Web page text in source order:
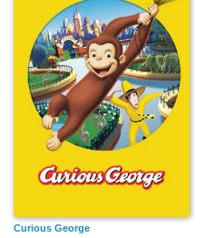
Curious George